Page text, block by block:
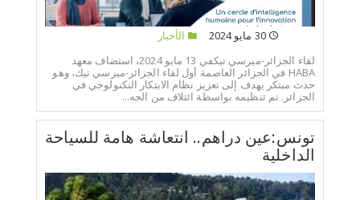
30 مايو 2024
الأخبار
لقاء الجزائر-ميرسي تيكفي 13 مايو 2024، استضاف معهد
HABA في الجزائر العاصمة أول لقاء الجزائر-ميرسي تيك، وهو
حدث مبتكر يهدف إلى تعزيز نظام الابتكار التكنولوجي في
الجزائر. تم تنظيمه بواسطة ائتلاف من الجه...
تونس:عين دراهم.. انتعاشة هامة للسياحة
الداخلية